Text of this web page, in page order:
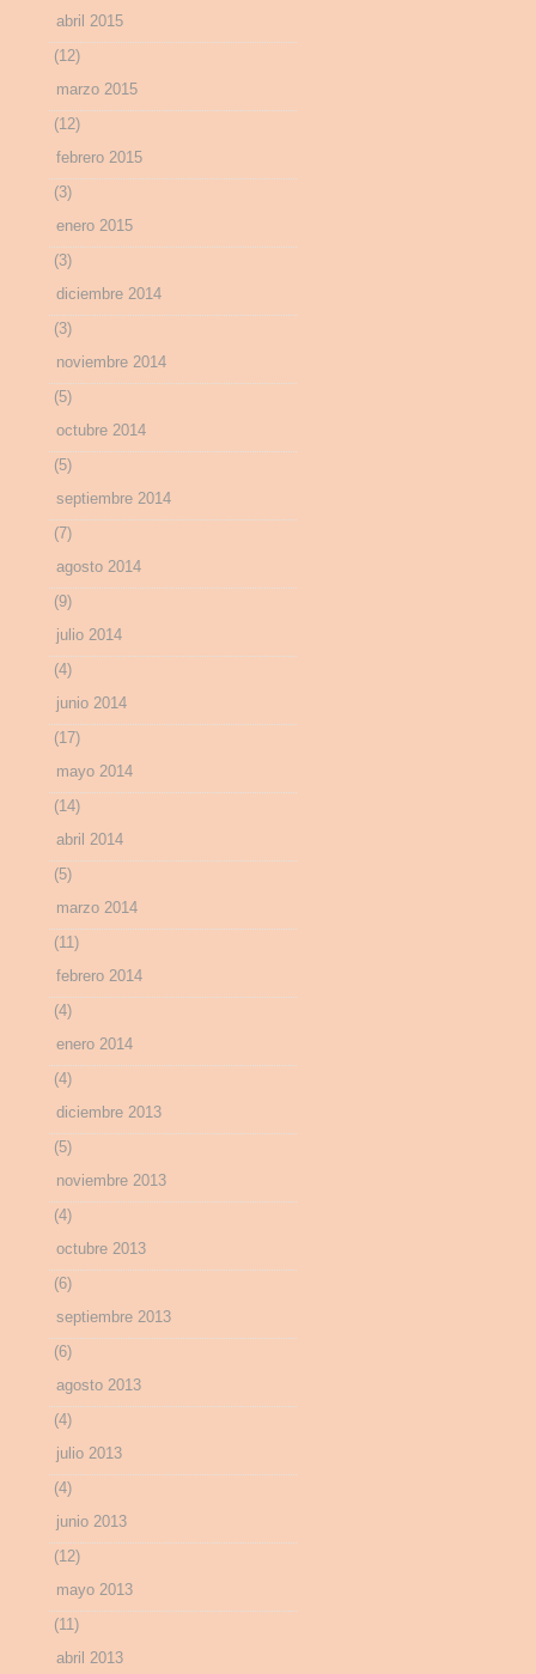
abril 2015
(12)
marzo 2015
(12)
febrero 2015
(3)
enero 2015
(3)
diciembre 2014
(3)
noviembre 2014
(5)
octubre 2014
(5)
septiembre 2014
(7)
agosto 2014
(9)
julio 2014
(4)
junio 2014
(17)
mayo 2014
(14)
abril 2014
(5)
marzo 2014
(11)
febrero 2014
(4)
enero 2014
(4)
diciembre 2013
(5)
noviembre 2013
(4)
octubre 2013
(6)
septiembre 2013
(6)
agosto 2013
(4)
julio 2013
(4)
junio 2013
(12)
mayo 2013
(11)
abril 2013